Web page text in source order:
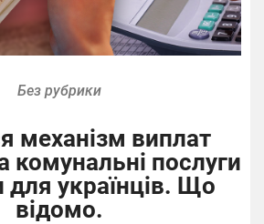
Без рубрики
механізм виплат
комунальні послуги
для українців. Що
відомо.